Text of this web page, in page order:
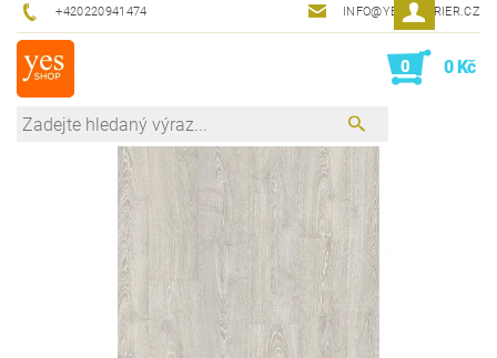
+420220941474 INFO@YESINTERIER.CZ
0 0 Kč